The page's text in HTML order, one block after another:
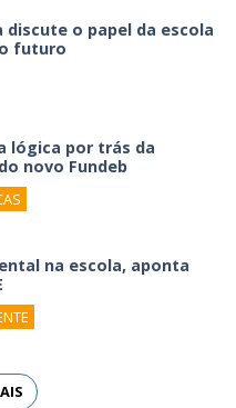
o papel da escola
futuro
lógica por trás da
novo Fundeb
na escola, aponta